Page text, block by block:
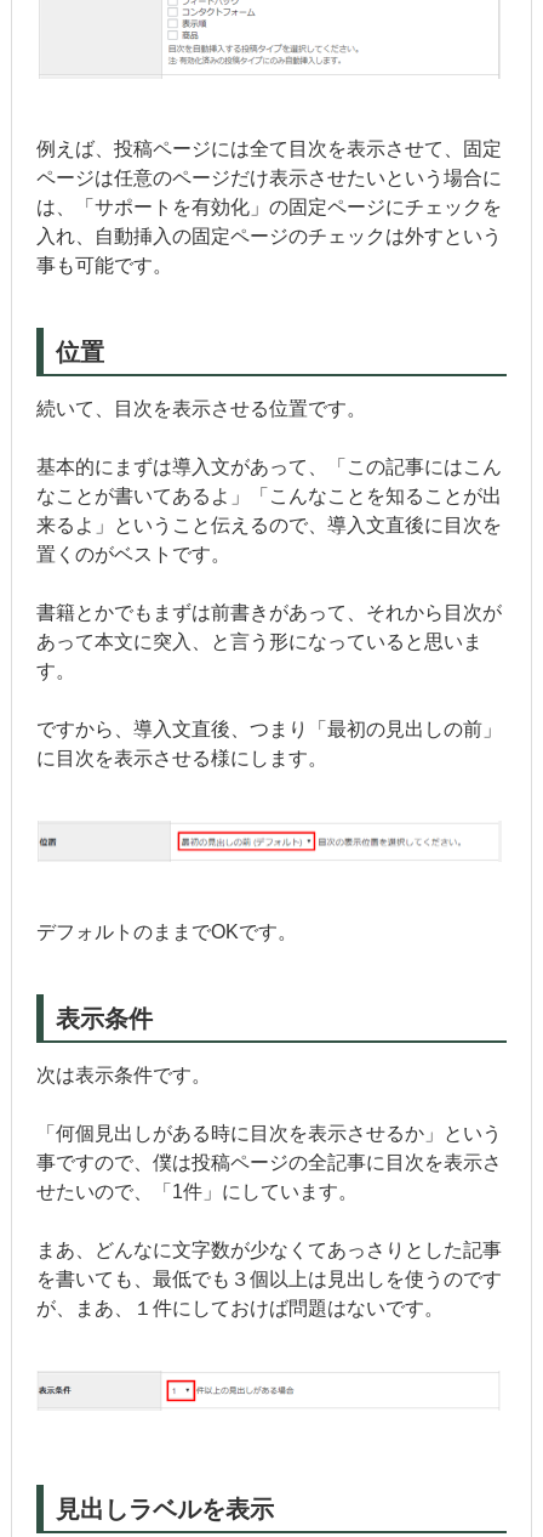
例えば、投稿ページには全て目次を表示させて、固定
ページは任意のページだけ表示させたいという場合に
は、「サポートを有効化」の固定ページにチェックを
入れ、自動挿入の固定ページのチェックは外すという
事も可能です。
位置
続いて、目次を表示させる位置です。
基本的にまずは導入文があって、「この記事にはこん
なことが書いてあるよ」「こんなことを知ることが出
来るよ」ということ伝えるので、導入文直後に目次を
置くのがベストです。
書籍とかでもまずは前書きがあって、それから目次が
あって本文に突入、と言う形になっていると思いま
す。
ですから、導入文直後、つまり「最初の見出しの前」
に目次を表示させる様にします。
デフォルトのままでOKです。
表示条件
次は表示条件です。
「何個見出しがある時に目次を表示させるか」という
事ですので、僕は投稿ページの全記事に目次を表示さ
せたいので、「1件」にしています。
まあ、どんなに文字数が少なくてあっさりとした記事
を書いても、最低でも３個以上は見出しを使うのです
が、まあ、１件にしておけば問題はないです。
見出しラベルを表示